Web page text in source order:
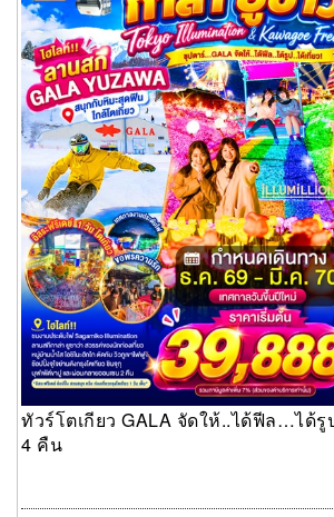
ทัวร์โตเกียว GALA จัดให้..ได้ฟีล…ได้
4 คืน